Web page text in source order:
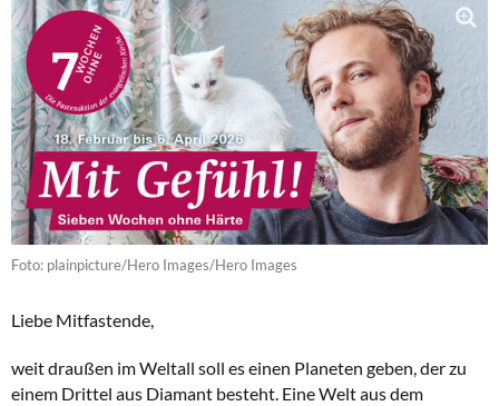
Foto: plainpicture/Hero Images/Hero Images
Liebe Mitfastende,
weit draußen im Weltall soll es einen Planeten geben, der zu
einem Drittel aus Diamant besteht. Eine Welt aus dem